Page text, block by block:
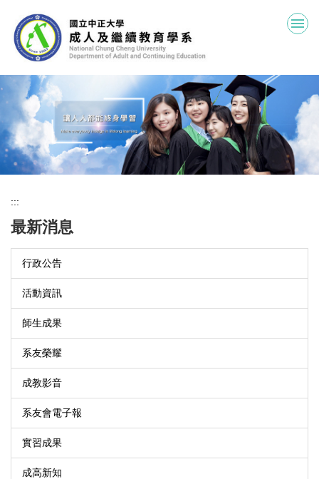
到
主
區
:::
最新消息
行政公告
活動資訊
師生成果
系友榮耀
成教影音
系友會電子報
實習成果
成高新知